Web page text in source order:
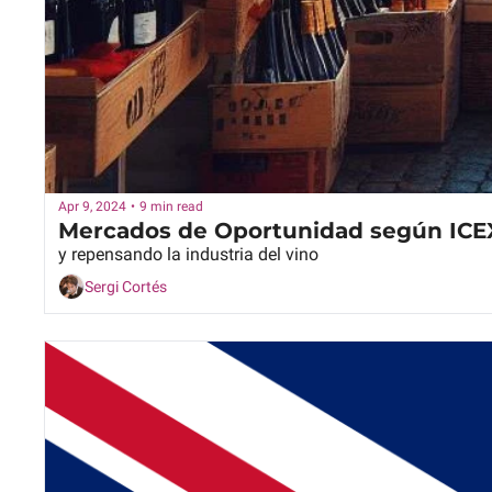
Apr 9, 2024 • 9 min read
Mercados de Oportunidad según
y repensando la industria del vino
Sergi Cortés